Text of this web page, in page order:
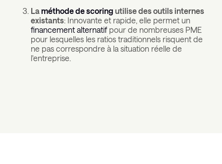
Laméthode de scoring utilise des outils internes
existants: Innovante et rapide, elle permet un
financement alternatifpour de nombreuses PME
pour lesquelles les ratios traditionnels risquent de
ne pas correspondre à la situation réelle de
l'entreprise.